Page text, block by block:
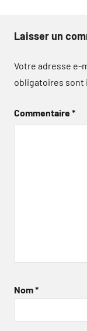
Laisser un
Votre adresse e-
obligatoires sont
Commentaire*
Nom*